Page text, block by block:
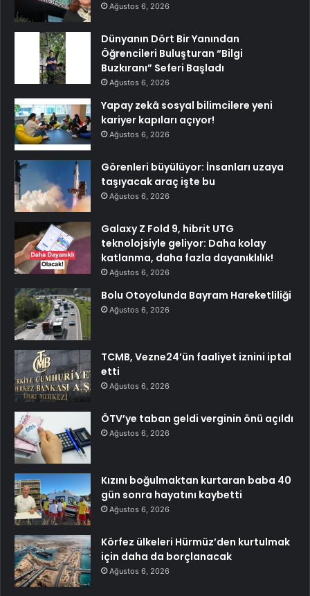
Ağustos 6, 2026
Dünyanın Dört Bir Yanından
Öğrencileri Buluşturan “Bilgi
Buzkıranı” Seferi Başladı
Ağustos 6, 2026
Yapay zekâ sosyal bilimcilere yeni
kariyer kapıları açıyor!
Ağustos 6, 2026
Görenleri büyülüyor: İnsanları uzaya
taşıyacak araç işte bu
Ağustos 6, 2026
Galaxy Z Fold 9, hibrit UTG
teknolojsiyle geliyor: Daha kolay
katlanma, daha fazla dayanıklılık!
Ağustos 6, 2026
Bolu Otoyolunda Bayram Hareketliliği
Ağustos 6, 2026
TCMB, Vezne24’ün faaliyet iznini iptal
etti
Ağustos 6, 2026
ÖTV’ye taban geldi verginin önü açıldı
Ağustos 6, 2026
Kızını boğulmaktan kurtaran baba 40
gün sonra hayatını kaybetti
Ağustos 6, 2026
Körfez ülkeleri Hürmüz’den kurtulmak
için daha da borçlanacak
Ağustos 6, 2026